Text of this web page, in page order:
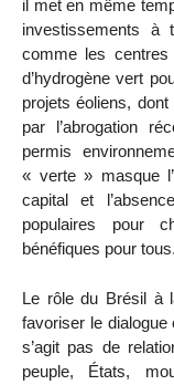
il met en même
investissements à
comme les
d’hydrogène vert
projets éoliens,
par l’abrogation
permis
« verte » masque
capital et
populaires pour
bénéfiques pour tous.
Le rôle du Brésil à
favoriser le dialogue
s’agit pas de
peuple, États,